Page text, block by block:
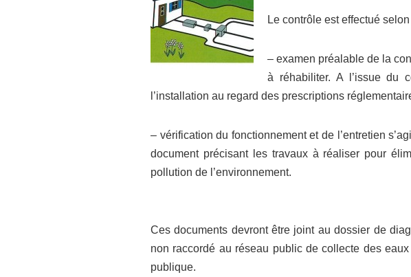
Le contrôle est effectué
– examen préalable de la
à réhabiliter. A l’issue du
l’installation au regard des prescriptions
– vérification du fonctionnement et de l’entretien
document précisant les travaux à réaliser pour
pollution de l’environnement.
Ces documents devront être joint au dossier de
non raccordé au réseau public de collecte des
publique.